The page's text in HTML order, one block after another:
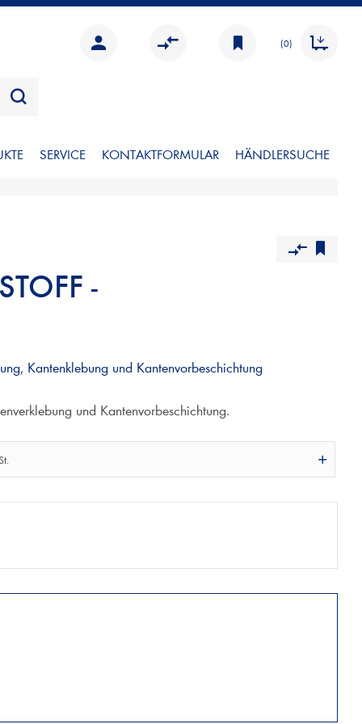
(0)
SERVICE KONTAKTFORMULAR HÄNDLERSUCHE
-
Kantenklebung und Kantenvorbeschichtung
und Kantenvorbeschichtung.